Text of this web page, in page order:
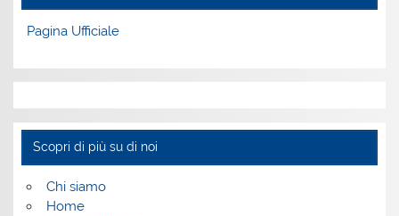
Pagina Ufficiale
Scopri di più su di noi
Chi siamo
Home